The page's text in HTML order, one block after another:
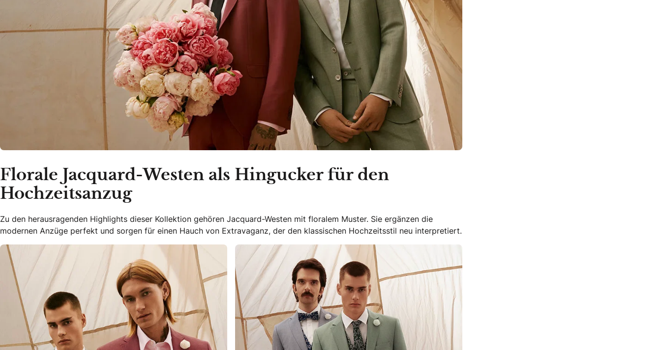
Florale Jacquard-Westen als Hingucker für den
Hochzeitsanzug
Zu den herausragenden Highlights dieser Kollektion gehören Jacquard-Westen mit floralem Muster. Sie ergänzen die
modernen Anzüge perfekt und sorgen für einen Hauch von Extravaganz, der den klassischen Hochzeitsstil neu interpretiert.